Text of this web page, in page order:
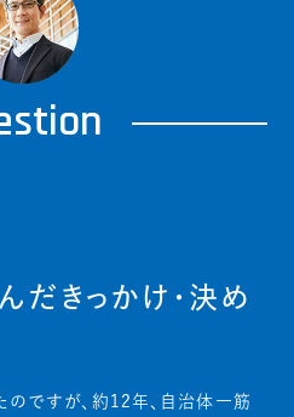
だきっかけ・決め
ですが、約12年、自治体一筋